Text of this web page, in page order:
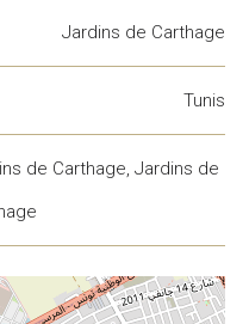
Jardins de Carthage
Tunis
de Carthage, Jardins de